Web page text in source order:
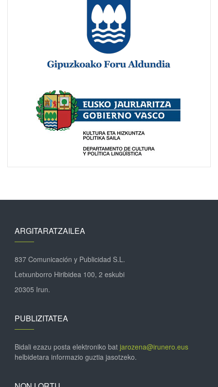
ARGITARATZAILEA
837 Comunicación y Publicidad S.L.
Letxunborro Hiribidea 100, 2 eskubi
20305 Irun.
PUBLIZITATEA
Bidali ezazu posta elektroniko bat jarozena@irunero.eus
helbidetara informazio guztia jasotzeko.